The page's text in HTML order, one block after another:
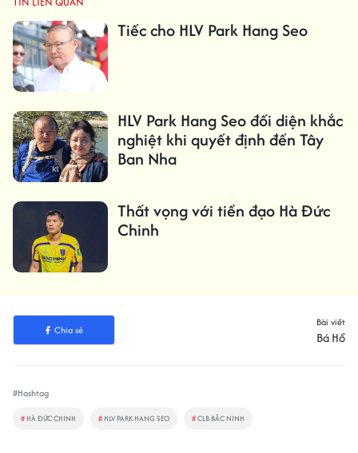
Tiếc cho HLV Park Hang Seo
HLV Park Hang Seo đối diện khắc
nghiệt khi quyết định đến Tây
Ban Nha
Thất vọng với tiền đạo Hà Đức
Chinh
Chia sẻ
Bài viết
Bá Hổ
#Hashtag
# HÀ ĐỨC CHINH # HLV PARK HANG SEO #CLB BẮC NINH